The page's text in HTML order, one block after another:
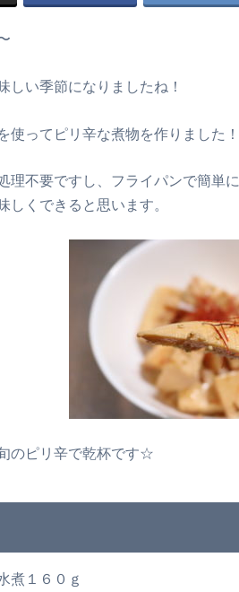
しい季節になりましたね！
使ってピリ辛な煮物を作りました！
理不要ですし、フライパンで簡単
しくできると思います。
のピリ辛で乾杯です☆
煮１６０ｇ